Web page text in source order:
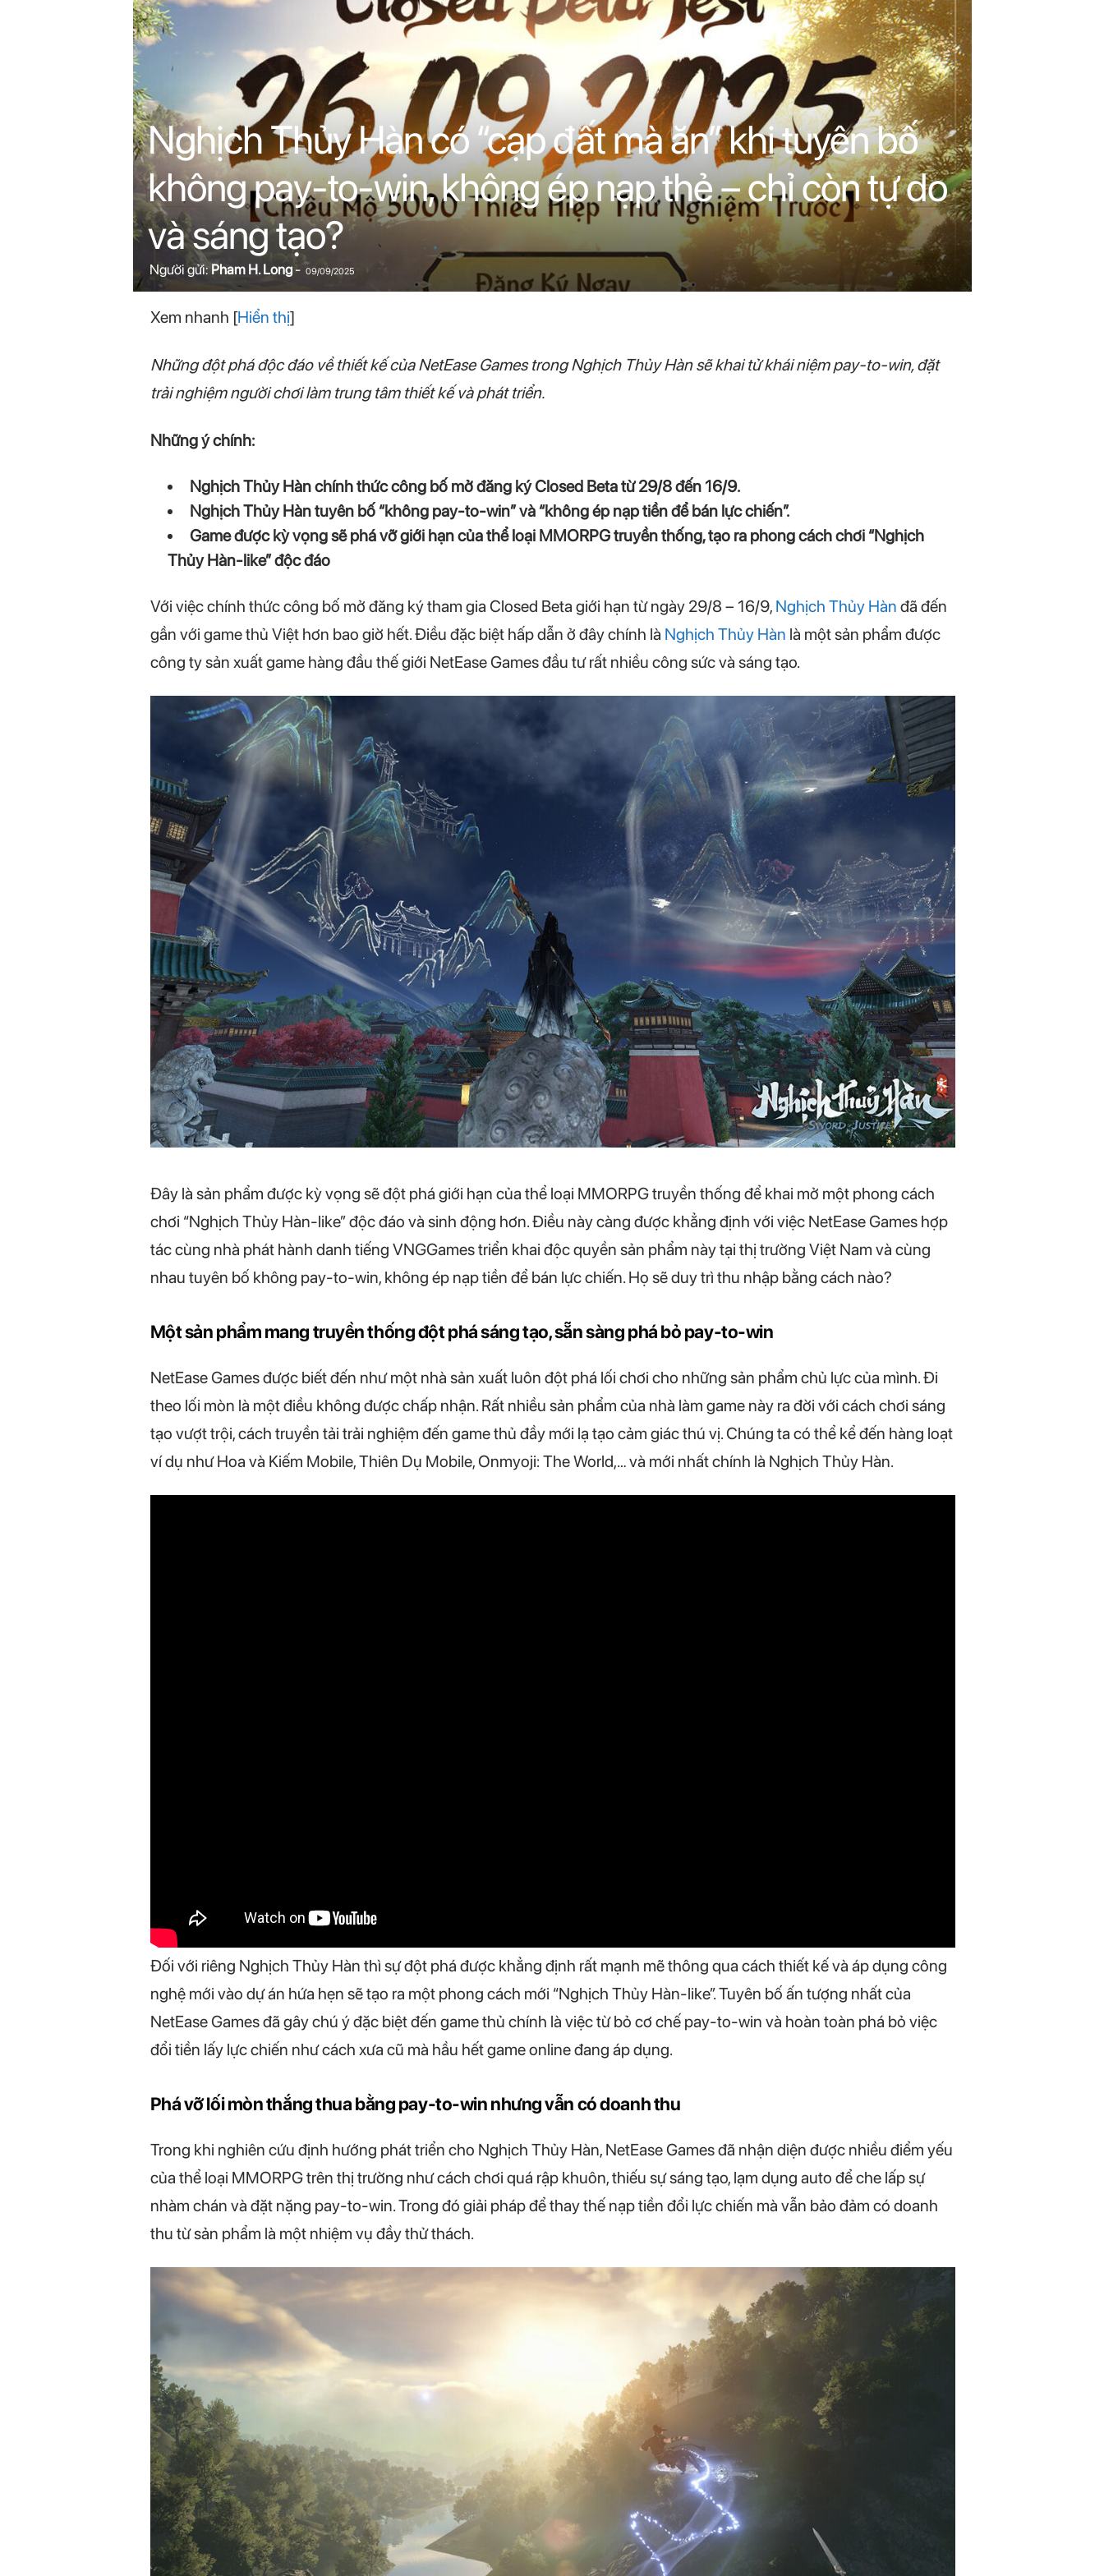
n
.
c
o
m
Nghịch Thủy Hàn có “cạp đất mà ăn” khi tuyên bố
không pay-to-win, không ép nạp thẻ – chỉ còn tự do
và sáng tạo?
Người gửi:Pham H. Long- 09/09/2025
Xem nhanh [Hiển thị]
Những đột phá độc đáo về thiết kế của NetEase Games trong Nghịch Thủy Hàn sẽ khai tử khái niệm pay-to-win, đặt
trải nghiệm người chơi làm trung tâm thiết kế và phát triển.
Những ý chính:
Nghịch Thủy Hàn chính thức công bố mở đăng ký Closed Beta từ 29/8 đến 16/9.
Nghịch Thủy Hàn tuyên bố “không pay-to-win” và “không ép nạp tiền để bán lực chiến”.
Game được kỳ vọng sẽ phá vỡ giới hạn của thể loại MMORPG truyền thống, tạo ra phong cách chơi “Nghịch
Thủy Hàn-like” độc đáo
Với việc chính thức công bố mở đăng ký tham gia Closed Beta giới hạn từ ngày 29/8 – 16/9, Nghịch Thủy Hàn đã đến
gần với game thủ Việt hơn bao giờ hết. Điều đặc biệt hấp dẫn ở đây chính là Nghịch Thủy Hàn là một sản phẩm được
công ty sản xuất game hàng đầu thế giới NetEase Games đầu tư rất nhiều công sức và sáng tạo.
Đây là sản phẩm được kỳ vọng sẽ đột phá giới hạn của thể loại MMORPG truyền thống để khai mở một phong cách
chơi “Nghịch Thủy Hàn-like” độc đáo và sinh động hơn. Điều này càng được khẳng định với việc NetEase Games hợp
tác cùng nhà phát hành danh tiếng VNGGames triển khai độc quyền sản phẩm này tại thị trường Việt Nam và cùng
nhau tuyên bố không pay-to-win, không ép nạp tiền để bán lực chiến. Họ sẽ duy trì thu nhập bằng cách nào?
Một sản phẩm mang truyền thống đột phá sáng tạo, sẵn sàng phá bỏ pay-to-win
NetEase Games được biết đến như một nhà sản xuất luôn đột phá lối chơi cho những sản phẩm chủ lực của mình. Đi
theo lối mòn là một điều không được chấp nhận. Rất nhiều sản phẩm của nhà làm game này ra đời với cách chơi sáng
tạo vượt trội, cách truyền tải trải nghiệm đến game thủ đầy mới lạ tạo cảm giác thú vị. Chúng ta có thể kể đến hàng loạt
ví dụ như Hoa và Kiếm Mobile, Thiên Dụ Mobile, Onmyoji: The World,… và mới nhất chính là Nghịch Thủy Hàn.
Đối với riêng Nghịch Thủy Hàn thì sự đột phá được khẳng định rất mạnh mẽ thông qua cách thiết kế và áp dụng công
nghệ mới vào dự án hứa hẹn sẽ tạo ra một phong cách mới “Nghịch Thủy Hàn-like”. Tuyên bố ấn tượng nhất của
NetEase Games đã gây chú ý đặc biệt đến game thủ chính là việc từ bỏ cơ chế pay-to-win và hoàn toàn phá bỏ việc
đổi tiền lấy lực chiến như cách xưa cũ mà hầu hết game online đang áp dụng.
Phá vỡ lối mòn thắng thua bằng pay-to-win nhưng vẫn có doanh thu
Trong khi nghiên cứu định hướng phát triển cho Nghịch Thủy Hàn, NetEase Games đã nhận diện được nhiều điểm yếu
của thể loại MMORPG trên thị trường như cách chơi quá rập khuôn, thiếu sự sáng tạo, lạm dụng auto để che lấp sự
nhàm chán và đặt nặng pay-to-win. Trong đó giải pháp để thay thế nạp tiền đổi lực chiến mà vẫn bảo đảm có doanh
thu từ sản phẩm là một nhiệm vụ đầy thử thách.